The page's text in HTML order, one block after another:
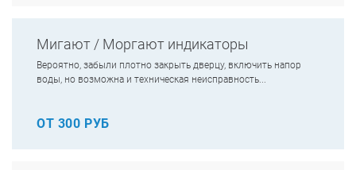
Мигают / Моргают индикаторы
Вероятно, забыли плотно закрыть дверцу, включить напор
воды, но возможна и техническая неисправность...
ОТ 300 РУБ